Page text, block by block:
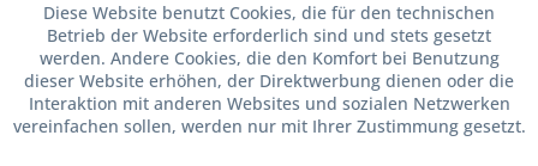
Diese Website benutzt Cookies, die für den technischen
Betrieb der Website erforderlich sind und stets gesetzt
werden. Andere Cookies, die den Komfort bei Benutzung
dieser Website erhöhen, der Direktwerbung dienen oder die
Interaktion mit anderen Websites und sozialen Netzwerken
vereinfachen sollen, werden nur mit Ihrer Zustimmung gesetzt.